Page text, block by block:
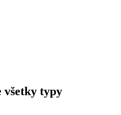
všetky typy